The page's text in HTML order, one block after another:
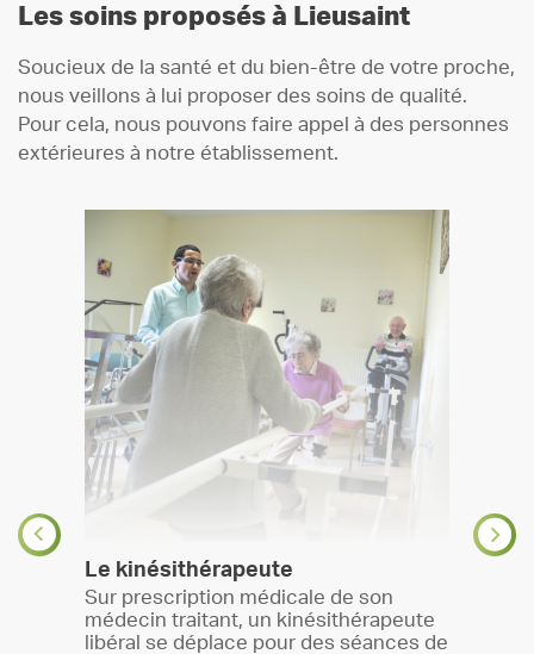
Les soins proposés à Lieusaint
Soucieux de la santé et du bien-être de votre proche,
nous veillons à lui proposer des soins de qualité.
Pour cela, nous pouvons faire appel à des personnes
extérieures à notre établissement.
Le kinésithérapeute
Sur prescription médicale de son
médecin traitant, un kinésithérapeute
libéral se déplace pour des séances de